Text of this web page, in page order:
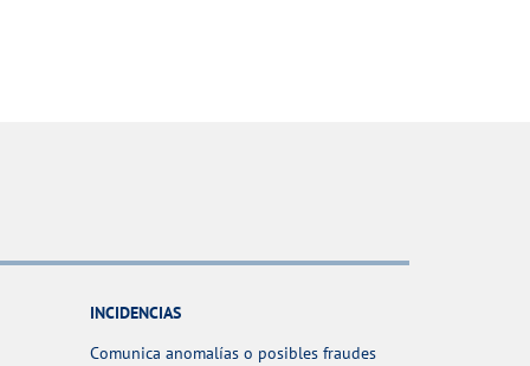
INCIDENCIAS
Comunica anomalías o posibles fraudes